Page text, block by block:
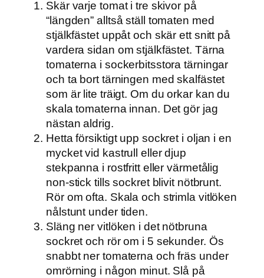
Skär varje tomat i tre skivor på
“längden” alltså ställ tomaten med
stjälkfästet uppåt och skär ett snitt på
vardera sidan om stjälkfästet. Tärna
tomaterna i sockerbitsstora tärningar
och ta bort tärningen med skalfästet
som är lite träigt. Om du orkar kan du
skala tomaterna innan. Det gör jag
nästan aldrig.
Hetta försiktigt upp sockret i oljan i en
mycket vid kastrull eller djup
stekpanna i rostfritt eller värmetålig
non-stick tills sockret blivit nötbrunt.
Rör om ofta. Skala och strimla vitlöken
nålstunt under tiden.
Släng ner vitlöken i det nötbruna
sockret och rör om i 5 sekunder. Ös
snabbt ner tomaterna och fräs under
omrörning i någon minut. Slå på